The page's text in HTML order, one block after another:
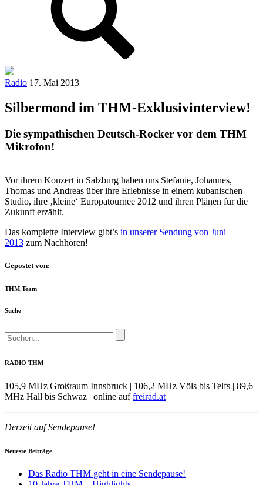
Radio 17. Mai 2013
Silbermond im THM-Exklusivinterview!
Die sympathischen Deutsch-Rocker vor dem THM
Mikrofon!
Vor ihrem Konzert in Salzburg haben uns Stefanie, Johannes,
Thomas und Andreas über ihre Erlebnisse in einem kubanischen
Studio, ihre ‚kleine‘ Europatournee 2012 und ihren Plänen für die
Zukunft erzählt.
Das komplette Interview gibt’s in unserer Sendung von Juni
2013 zum Nachhören!
Gepostet von:
THM.Team
Suche
RADIO THM
105,9 MHz Großraum Innsbruck | 106,2 MHz Völs bis Telfs | 89,6
MHz Hall bis Schwaz | online auffreirad.at
Derzeit auf Sendepause!
Neueste Beiträge
Das Radio THM geht in eine Sendepause!